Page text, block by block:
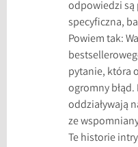
odpowiedzi są
specyficzna,
Powiem tak:
pytanie, która
ogromny
oddziaływają
ze
Te historie